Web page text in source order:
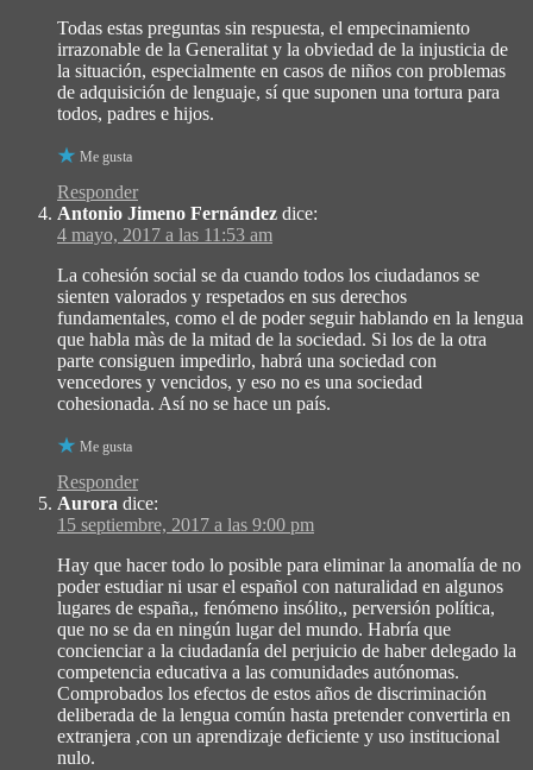
Todas estas preguntas sin respuesta, el empecinamiento
irrazonable de la Generalitat y la obviedad de la injusticia de
la situación, especialmente en casos de niños con problemas
de adquisición de lenguaje, sí que suponen una tortura para
todos, padres e hijos.
Me gusta
Responder
Antonio Jimeno Fernández dice:
4 mayo, 2017 a las 11:53 am
La cohesión social se da cuando todos los ciudadanos se
sienten valorados y respetados en sus derechos
fundamentales, como el de poder seguir hablando en la lengua
que habla màs de la mitad de la sociedad. Si los de la otra
parte consiguen impedirlo, habrá una sociedad con
vencedores y vencidos, y eso no es una sociedad
cohesionada. Así no se hace un país.
Me gusta
Responder
Aurora dice:
15 septiembre, 2017 a las 9:00 pm
Hay que hacer todo lo posible para eliminar la anomalía de no
poder estudiar ni usar el español con naturalidad en algunos
lugares de españa,, fenómeno insólito,, perversión política,
que no se da en ningún lugar del mundo. Habría que
concienciar a la ciudadanía del perjuicio de haber delegado la
competencia educativa a las comunidades autónomas.
Comprobados los efectos de estos años de discriminación
deliberada de la lengua común hasta pretender convertirla en
extranjera ,con un aprendizaje deficiente y uso institucional
nulo.